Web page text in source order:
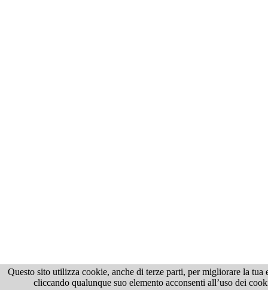
Questo sito utilizza cookie, anche di terze parti, per migliorare la
cliccando qualunque suo elemento acconsenti all’uso dei